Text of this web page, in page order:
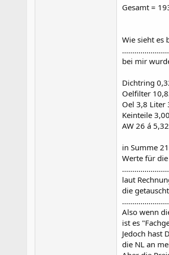
Gesamt =
Wie sieht es
bei mir
Dichtring
Oelfilter
Oel 3,8 Liter
Keinteile
AW 26 á
in Summe
Werte für die
laut
die
Also wenn
ist es
Jedoch hast
die NL an